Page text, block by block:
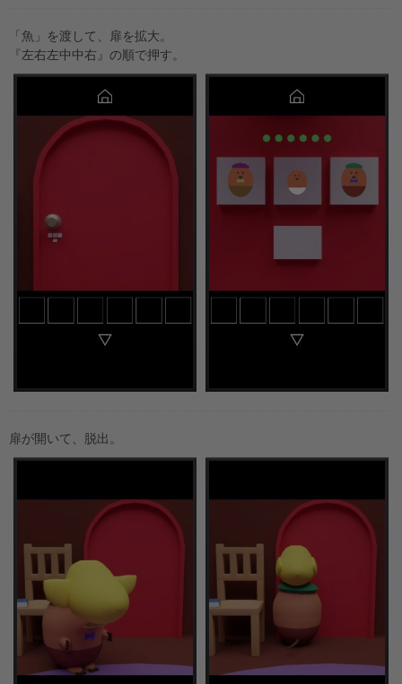
「魚」を渡して、扉を拡大。
『左右左中中右』の順で押す。
扉が開いて、脱出。